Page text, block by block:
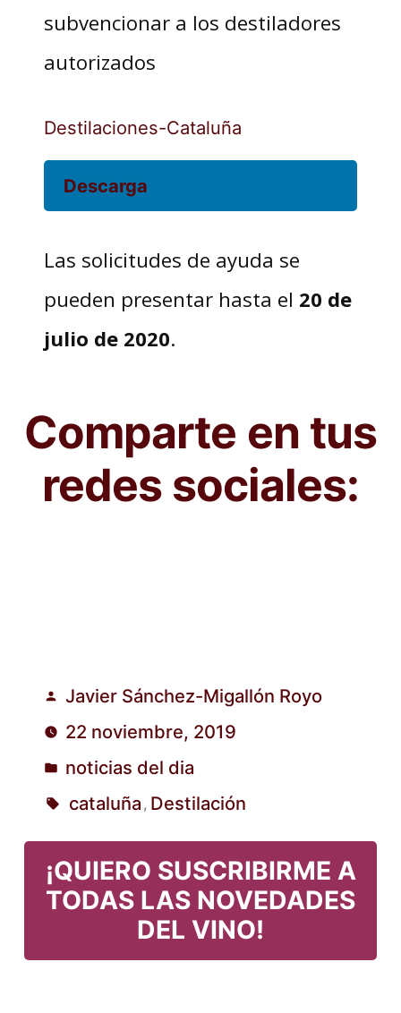
subvencionar a los destiladores
autorizados
Destilaciones-Cataluña
Descarga
Las solicitudes de ayuda se
pueden presentar hasta el 20 de
julio de 2020.
Comparte en tus
redes sociales:
Publicado
por
Javier Sánchez-Migallón Royo
22 noviembre, 2019
Publicado
en
noticias del dia
cataluña , Destilación
¡QUIERO SUSCRIBIRME A
TODAS LAS NOVEDADES
DEL VINO!